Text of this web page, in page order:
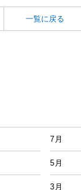
一覧に戻る
7月
5月
3月